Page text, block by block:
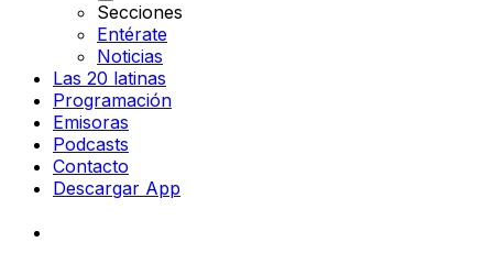
Secciones
Entérate
Noticias
Las 20 latinas
Programación
Emisoras
Podcasts
Contacto
Descargar App